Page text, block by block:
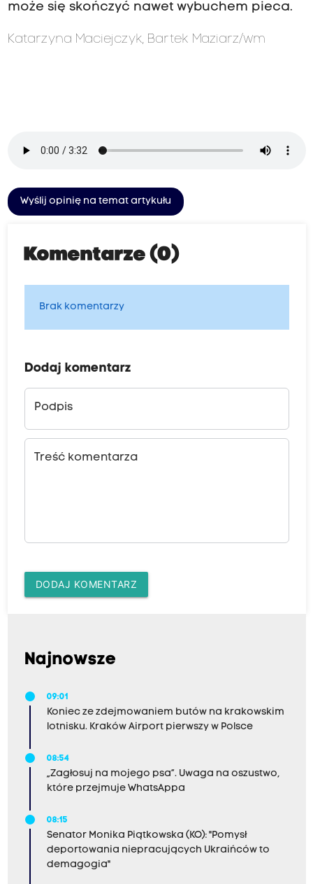
może się skończyć nawet wybuchem pieca.
Katarzyna Maciejczyk, Bartek Maziarz/wm
Wyślij opinię na temat artykułu
Komentarze (0)
Brak komentarzy
Dodaj komentarz
Podpis
Treść komentarza
DODAJ KOMENTARZ
Najnowsze
09:01
Koniec ze zdejmowaniem butów na krakowskim
lotnisku. Kraków Airport pierwszy w Polsce
08:54
„Zagłosuj na mojego psa”. Uwaga na oszustwo,
które przejmuje WhatsAppa
08:15
Senator Monika Piątkowska (KO): "Pomysł
deportowania niepracujących Ukraińców to
demagogia"